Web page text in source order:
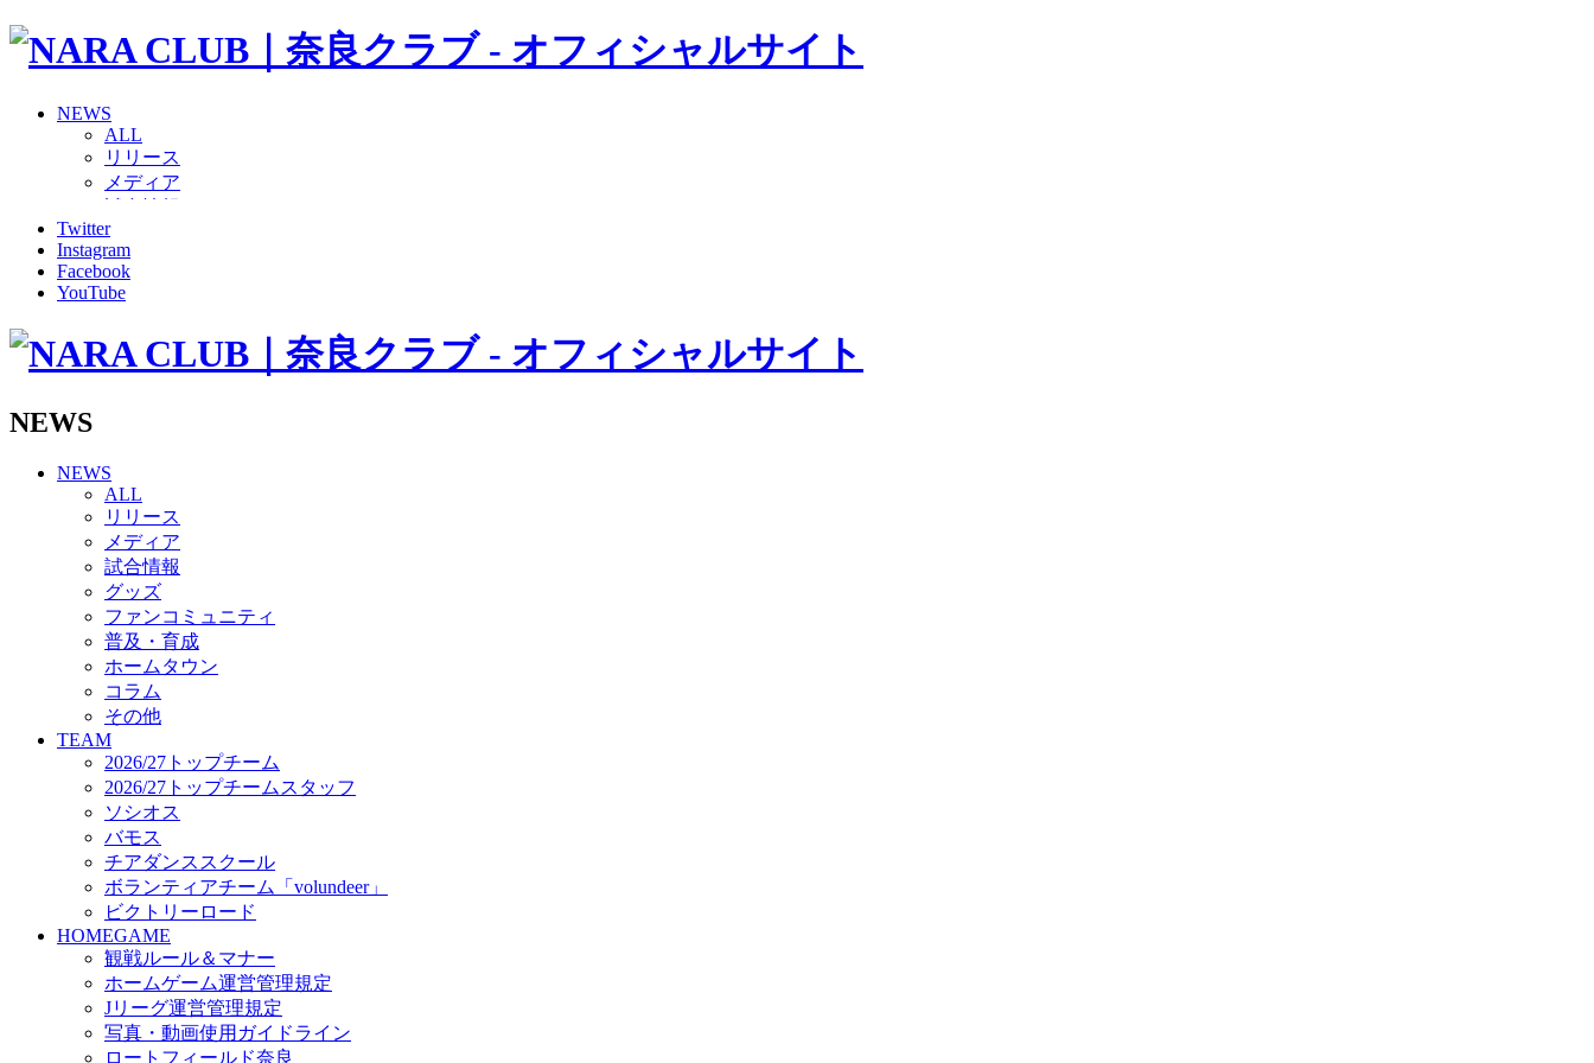
NEWS
ALL
リリース
メディア
グッズ
ファンコミュニティ
普及・育成
ホームタウン
その他
バモス
チアダンススクール
ボランティアチーム「volundeer」
ビクトリーロード
HOMEGAME
観戦ルール＆マナー
ホームゲーム運営管理規定
Jリーグ運営管理規定
写真・動画使用ガイドライン
ロートフィールド奈良
SCHEDULE
2026/27
練習見学時のファンサービスについて
TICKET
奈良クラブ明治安田J3リーグ2026/27シーズン試合観戦チケット
奈良クラブ明治安田Ｊ3リーグ 2026/27シーズン「鹿パス」
観戦ルール＆マナー
FANCOMMUNITY
2026/27ファンコミュニティ
サポートショップ
GOODS
オフィシャルストア（実店舗）
オンラインストア
ACADEMY
アカデミーについて
Twitter
Instagram
Facebook
YouTube
NEWS
NEWS
ALL
リリース
メディア
試合情報
グッズ
ファンコミュニティ
普及・育成
ホームタウン
コラム
その他
TEAM
2026/27トップチーム
2026/27トップチームスタッフ
ソシオス
バモス
チアダンススクール
ボランティアチーム「volundeer」
ビクトリーロード
HOMEGAME
観戦ルール＆マナー
ホームゲーム運営管理規定
Jリーグ運営管理規定
写真・動画使用ガイドライン
ロートフィールド奈良